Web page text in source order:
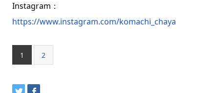
Instagram：
https://www.instagram.com/komachi_chaya
1 2